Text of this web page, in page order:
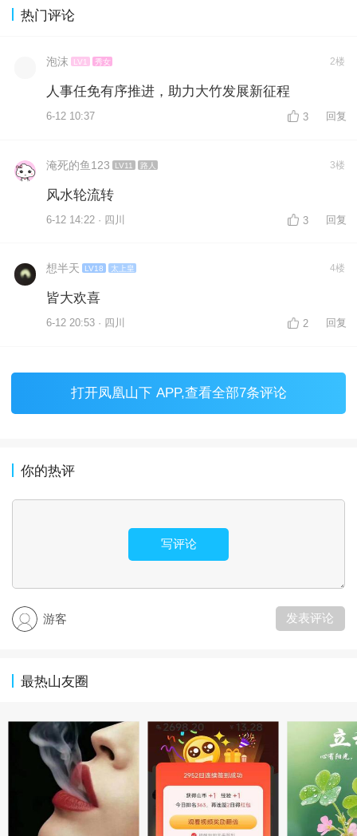
热门评论
泡沫 LV1 秀女 2楼
人事任免有序推进，助力大竹发展新征程
6-12 10:37 3 回复
淹死的鱼123 LV11 路人 3楼
风水轮流转
6-12 14:22 · 四川 3 回复
想半天 LV18 太上皇 4楼
皆大欢喜
6-12 20:53 · 四川 2 回复
打开凤凰山下 APP,查看全部7条评论
你的热评
写评论
游客 发表评论
最热山友圈